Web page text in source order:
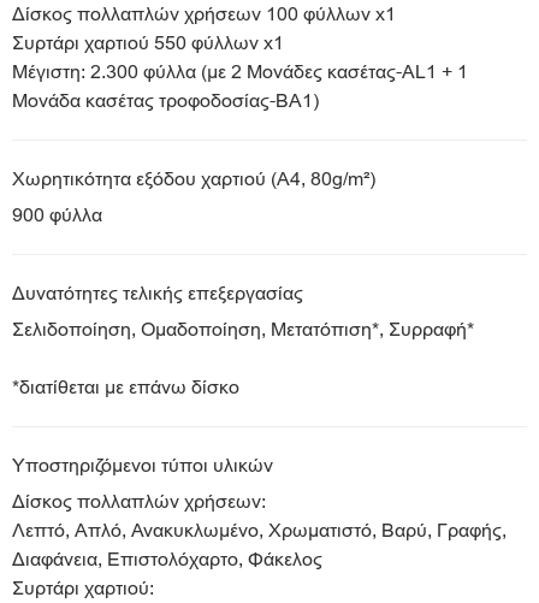
Δίσκος πολλαπλών χρήσεων 100 φύλλων x1
Συρτάρι χαρτιού 550 φύλλων x1
Μέγιστη: 2.300 φύλλα (με 2 Μονάδες κασέτας-AL1 + 1
Μονάδα κασέτας τροφοδοσίας-BA1)
Χωρητικότητα εξόδου χαρτιού (A4, 80g/m²)
900 φύλλα
Δυνατότητες τελικής επεξεργασίας
Σελιδοποίηση, Ομαδοποίηση, Μετατόπιση*, Συρραφή*
*διατίθεται με επάνω δίσκο
Υποστηριζόμενοι τύποι υλικών
Δίσκος πολλαπλών χρήσεων:
Λεπτό, Απλό, Ανακυκλωμένο, Χρωματιστό, Βαρύ, Γραφής,
Διαφάνεια, Επιστολόχαρτο, Φάκελος
Συρτάρι χαρτιού: